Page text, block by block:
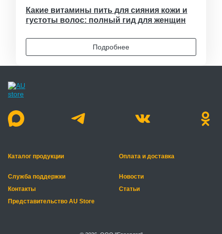
Какие витамины пить для сияния кожи и
густоты волос: полный гид для женщин
Подробнее
Каталог продукции Оплата и доставка
Служба поддержки
Новости
Контакты
Статьи
Представительство AU Store